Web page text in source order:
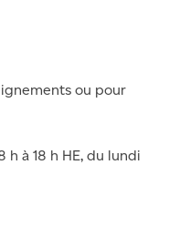
ou pour
h à 18 h HE, du lundi